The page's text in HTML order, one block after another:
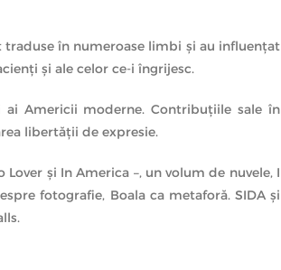
traduse în numeroase limbi şi au influenţat
şi ale celor ce-i îngrijesc.
ai Americii moderne. Contribuţiile sale în
libertăţii de expresie.
şi In America –, un volum de nuvele, I
fotografie, Boala ca metaforă. SIDA şi